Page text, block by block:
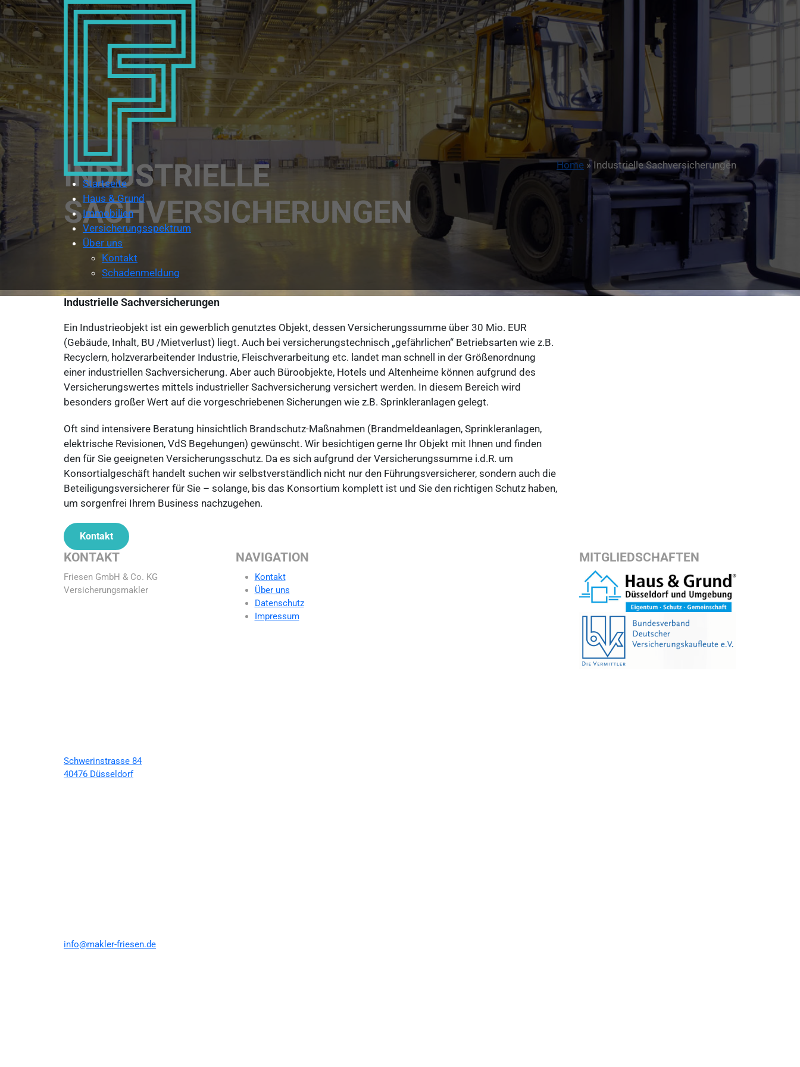
Startseite
Haus & Grund
Immobilien
Versicherungsspektrum
Über uns
Kontakt
Schadenmeldung
INDUSTRIELLE
SACHVERSICHERUNGEN
Home » Industrielle Sachversicherungen
Industrielle Sachversicherungen
Ein Industrieobjekt ist ein gewerblich genutztes Objekt, dessen Versicherungssumme über 30 Mio. EUR
(Gebäude, Inhalt, BU /Mietverlust) liegt. Auch bei versicherungstechnisch „gefährlichen“ Betriebsarten wie z.B.
Recyclern, holzverarbeitender Industrie, Fleischverarbeitung etc. landet man schnell in der Größenordnung
einer industriellen Sachversicherung. Aber auch Büroobjekte, Hotels und Altenheime können aufgrund des
Versicherungswertes mittels industrieller Sachversicherung versichert werden. In diesem Bereich wird
besonders großer Wert auf die vorgeschriebenen Sicherungen wie z.B. Sprinkleranlagen gelegt.
Oft sind intensivere Beratung hinsichtlich Brandschutz-Maßnahmen (Brandmeldeanlagen, Sprinkleranlagen,
elektrische Revisionen, VdS Begehungen) gewünscht. Wir besichtigen gerne Ihr Objekt mit Ihnen und finden
den für Sie geeigneten Versicherungsschutz. Da es sich aufgrund der Versicherungssumme i.d.R. um
Konsortialgeschäft handelt suchen wir selbstverständlich nicht nur den Führungsversicherer, sondern auch die
Beteiligungsversicherer für Sie – solange, bis das Konsortium komplett ist und Sie den richtigen Schutz haben,
um sorgenfrei Ihrem Business nachzugehen.
Kontakt
KONTAKT
Friesen GmbH & Co. KG
Versicherungsmakler
Schwerinstrasse 84
40476 Düsseldorf
info@makler-friesen.de
NAVIGATION
Kontakt
Über uns
Datenschutz
Impressum
MITGLIEDSCHAFTEN